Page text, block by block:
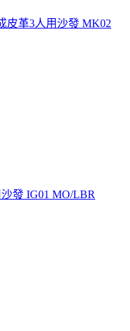
皮革3人用沙發 MK02
發 IG01 MO/LBR